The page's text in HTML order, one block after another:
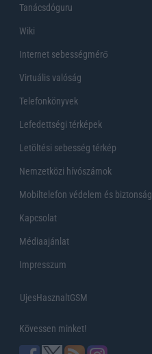
Tanácsdóguru
Wiki
Internet sebességmérő
Virtuális valóság
Telefonkönyvek
Lefedettségi térképek
Letöltési sebesség térkép
Nemzetközi hívószámok
Mobiltelefon védelem és biztonság
Kapcsolat
Médiaajánlat
Impresszum
UjesHasznaltGSM
Kövessen minket!